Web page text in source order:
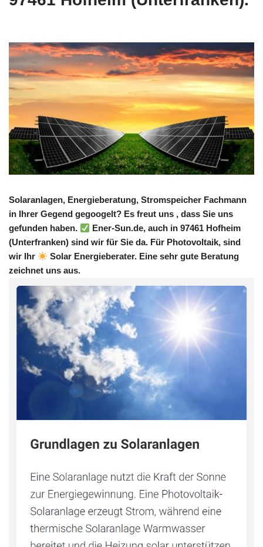
Solaranlagen, Energieberatung, Stromspeicher Fachmann
in Ihrer Gegend gegoogelt? Es freut uns , dass Sie uns
gefunden haben.
Ener-Sun.de, auch in 97461 Hofheim
(Unterfranken) sind wir für Sie da. Für Photovoltaik, sind
wir Ihr
Solar Energieberater. Eine sehr gute Beratung
zeichnet uns aus.